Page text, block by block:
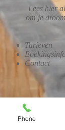
Lees hier
om je
Tarieven
Contact
Phone